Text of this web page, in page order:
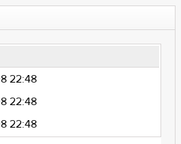
22:48
22:48
22:48